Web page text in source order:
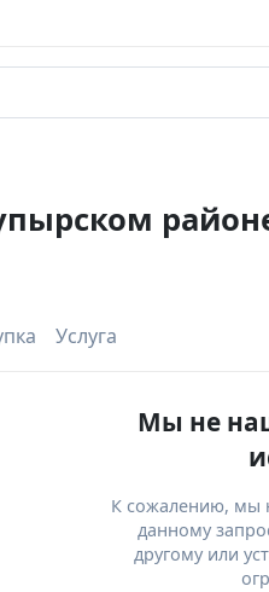
Услуга
Мы не
К сожалению, мы
данному
другому или